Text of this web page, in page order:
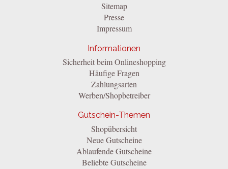
Sitemap
Presse
Impressum
Informationen
Sicherheit beim Onlineshopping
Häufige Fragen
Zahlungsarten
Werben/Shopbetreiber
Gutschein-Themen
Shopübersicht
Neue Gutscheine
Ablaufende Gutscheine
Beliebte Gutscheine